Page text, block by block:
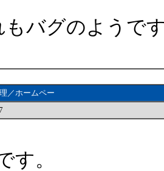
バグのようで
／ホームペー
す。